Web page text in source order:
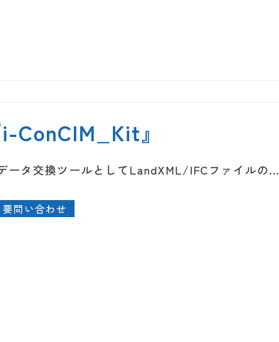
ConCIM_Kit』
タ交換ツールとしてLandXML/IFCファイルの…
問い合わせ